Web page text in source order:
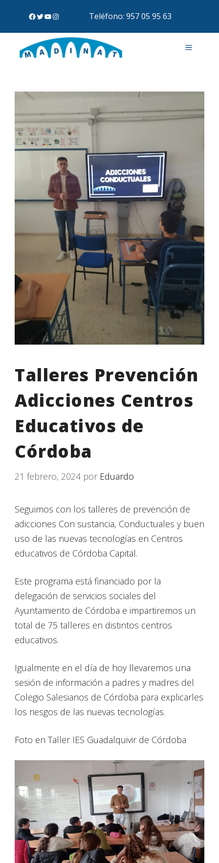
Teléfono: 957 05 95 63
Talleres Prevención
Adicciones Centros
Educativos de
Córdoba
21 febrero, 2024 por Eduardo
Seguimos con los talleres de prevención de
adicciones Con sustancia, Conductuales y buen
uso de las nuevas tecnologías en Centros
educativos de Córdoba Capital.
Este programa está financiado por la
delegación de servicios sociales del
Ayuntamiento de Córdoba e impartiremos un
total de 75 talleres en distintos centros
educativos.
Igualmente en el día de hoy llevaremos una
sesión de información a padres y madres del
Colegio Salesianos de Córdoba para explicarles
los riesgos de las nuevas tecnologías.
Foto en Taller IES Guadalquivir de Córdoba